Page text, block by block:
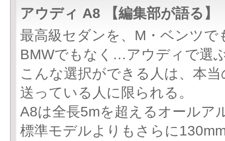
アウディ A8 【編集部が語る】
最高級セダンを、M・ベンツ
BMWでもなく…アウディで選
こんな選択ができる人は、本
送っている人に限られる。
A8は全長5mを超えるオールア
標準モデルよりもさらに